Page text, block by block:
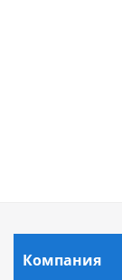
Компания